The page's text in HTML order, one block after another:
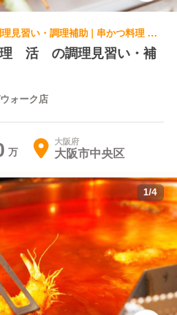
居酒屋, 串カツ・串揚げ | 調理見習い・調理補助 | 串かつ料理 活 なんばウォーク店
理 活 の調理見習い・補
ォーク店
大阪府
大阪市中央区
1/4